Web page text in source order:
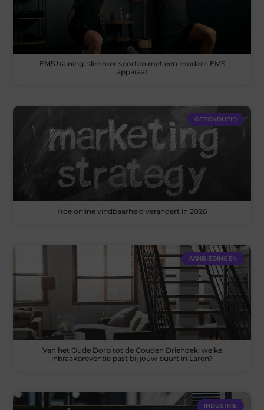
EMS training: slimmer sporten met een modern EMS
apparaat
GEZONDHEID
Hoe online vindbaarheid verandert in 2026
AANBIEDINGEN
Van het Oude Dorp tot de Gouden Driehoek: welke
inbraakpreventie past bij jouw buurt in Laren?
INDUSTRIE